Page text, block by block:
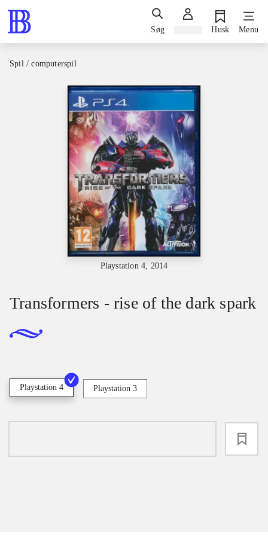
Søg Husk Menu
Spil / computerspil
Playstation 4, 2014
Transformers - rise of the dark spark
Playstation 4 Playstation 3